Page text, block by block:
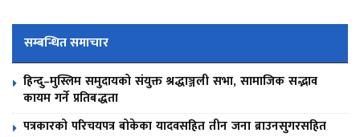
सम्बन्धित समाचार
हिन्दु–मुस्लिम समुदायको संयुक्त श्रद्धाञ्जली सभा, सामाजिक सद्भाव
कायम गर्ने प्रतिबद्धता
पत्रकारको परिचयपत्र बोकेका यादवसहित तीन जना ब्राउनसुगरसहित